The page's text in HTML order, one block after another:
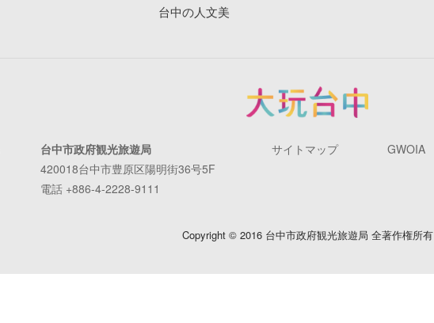
台中の人文美
台中市政府観光旅遊局
420018台中市豊原区陽明街36号5F
電話 +886-4-2228-9111
サイトマップ GWOIA
Copyright © 2016 台中市政府観光旅遊局 全著作権所有